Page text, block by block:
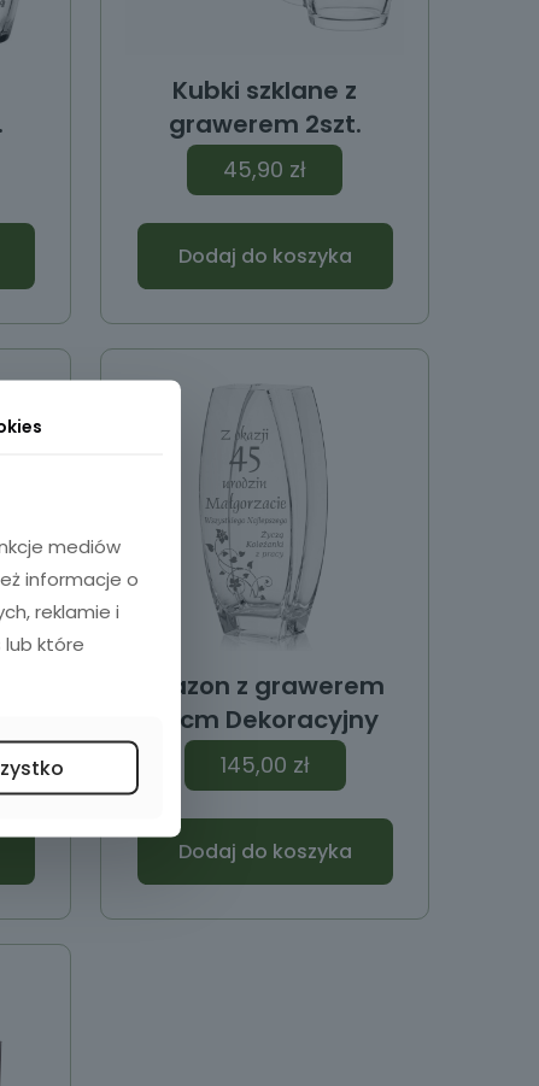
Kubki szklane z
grawerem 2szt.
45,90 zł
Dodaj do koszyka
Wazon z grawerem
32cm Dekoracyjny
145,00 zł
Dodaj do koszyka
mediów
informacje o
reklamie i
lub które